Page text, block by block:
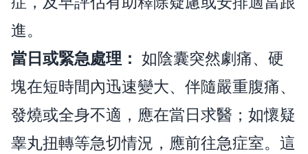
進。
當日或緊急處理： 如陰囊突然劇痛、硬
塊在短時間內迅速變大、伴隨嚴重腹痛、
發燒或全身不適，應在當日求醫；如懷疑
睾丸扭轉等急切情況，應前往急症室。這